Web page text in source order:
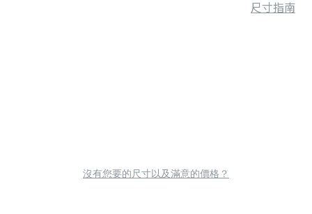
尺寸指南
沒有您要的尺寸以及滿意的價格？